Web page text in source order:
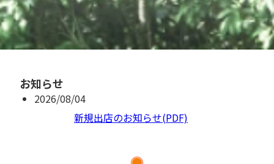
お知らせ
2026/08/04
新規出店のお知らせ(PDF)